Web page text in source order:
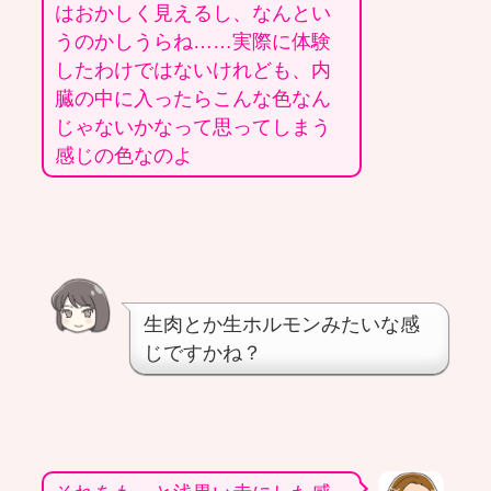
はおかしく見えるし、なんとい
うのかしうらね……実際に体験
したわけではないけれども、内
臓の中に入ったらこんな色なん
じゃないかなって思ってしまう
感じの色なのよ
生肉とか生ホルモンみたいな感
じですかね？